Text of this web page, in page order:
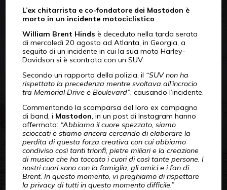
L’ex chitarrista e co-fondatore dei Mastodon è
morto in un incidente motociclistico
William Brent Hinds è deceduto nella tarda serata
di mercoledì 20 agosto ad Atlanta, in Georgia, a
seguito di un incidente in cui la sua moto Harley-
Davidson si è scontrata con un SUV.
Secondo un rapporto della polizia, il “SUV non ha
rispettato la precedenza mentre svoltava all’incrocio
tra Memorial Drive e Boulevard”, causando l’incidente.
Commentando la scomparsa del loro ex compagno
di band, i Mastodon, in un post di Instagram hanno
affermato: “Abbiamo il cuore spezzato, siamo
scioccati e stiamo ancora cercando di elaborare la
perdita di questa forza creativa con cui abbiamo
condiviso così tanti trionfi, pietre miliari e la creazione
di musica che ha toccato i cuori di così tante persone. I
nostri cuori sono con la famiglia, gli amici e i fan di
Brent. In questo momento, vi preghiamo di rispettare
la privacy di tutti in questo momento difficile.”